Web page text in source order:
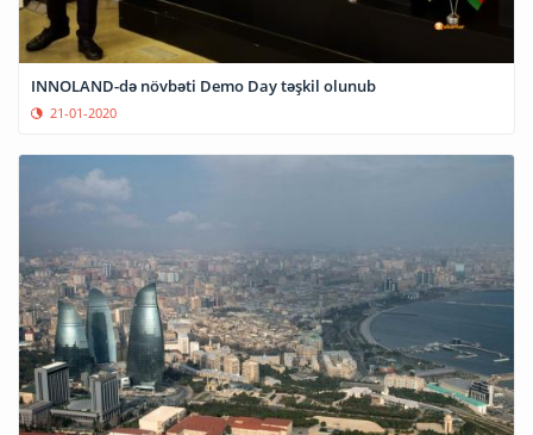
INNOLAND-də növbəti Demo Day təşkil olunub
21-01-2020